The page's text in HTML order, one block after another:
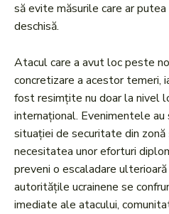
să evite măsurile care ar
deschisă.
Atacul care a avut loc peste
concretizare a acestor temeri,
fost resimțite nu doar la nivel
internațional. Evenimentele
situației de securitate din
necesitatea unor eforturi
preveni o escaladare
autoritățile ucrainene se
imediate ale atacului,